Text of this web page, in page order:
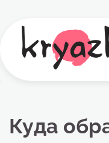
вмісту
Куда